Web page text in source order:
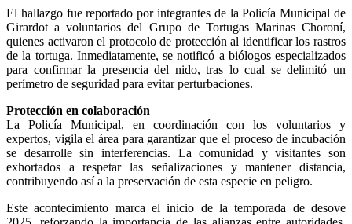
El hallazgo fue reportado por integrantes de la Policía Municipal de
Girardot a voluntarios del Grupo de Tortugas Marinas Choroní,
quienes activaron el protocolo de protección al identificar los rastros
de la tortuga. Inmediatamente, se notificó a biólogos especializados
para confirmar la presencia del nido, tras lo cual se delimitó un
perímetro de seguridad para evitar perturbaciones.
Protección en colaboración
La Policía Municipal, en coordinación con los voluntarios y
expertos, vigila el área para garantizar que el proceso de incubación
se desarrolle sin interferencias. La comunidad y visitantes son
exhortados a respetar las señalizaciones y mantener distancia,
contribuyendo así a la preservación de esta especie en peligro.
Este acontecimiento marca el inicio de la temporada de desove